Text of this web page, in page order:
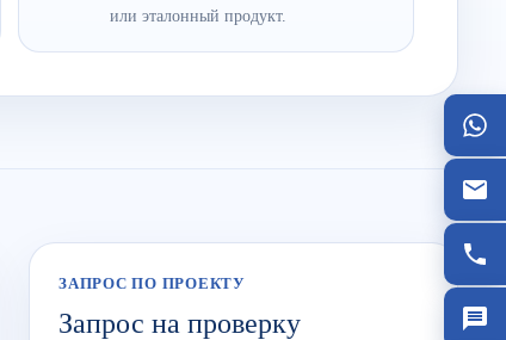
или эталонный продукт.
ЗАПРОС ПО ПРОЕКТУ
Запрос на проверку